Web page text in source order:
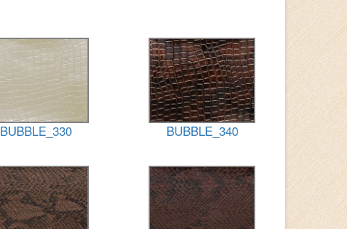
BUBBLE_330 BUBBLE_340